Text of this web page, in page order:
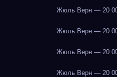
Жюль Верн — 20
Жюль Верн — 20
Жюль Верн — 20
Жюль Верн — 20